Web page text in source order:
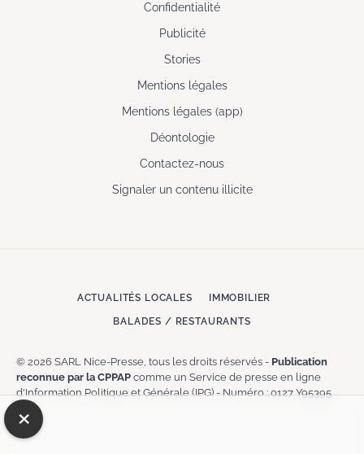
Confidentialité
Publicité
Stories
Mentions légales
Mentions légales (app)
Déontologie
Contactez-nous
Signaler un contenu illicite
ACTUALITÉS LOCALES IMMOBILIER
BALADES / RESTAURANTS
© 2026 SARL Nice-Presse, tous les droits réservés - Publication
reconnue par la CPPAP comme un Service de presse en ligne
d'Information Politique et Générale (IPG) - Numéro : 0127 Y95395
×